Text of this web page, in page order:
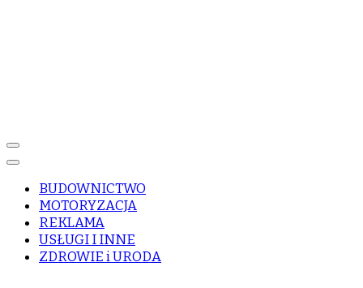
BUDOWNICTWO
MOTORYZACJA
REKLAMA
USŁUGI I INNE
ZDROWIE i URODA